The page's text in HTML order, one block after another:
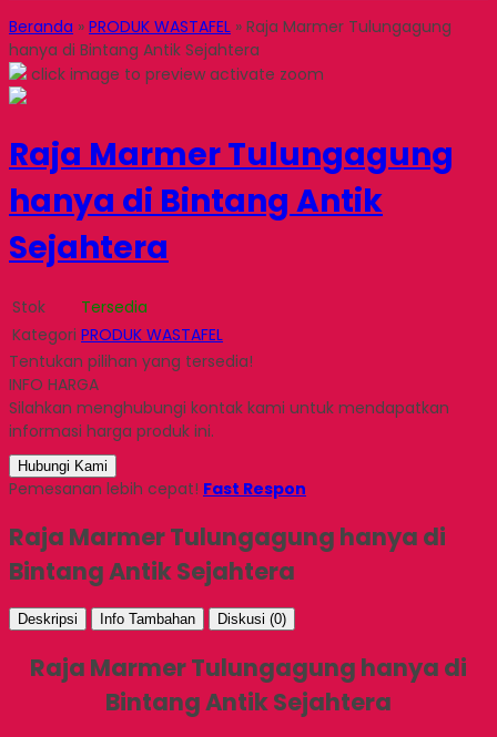
Beranda » PRODUK WASTAFEL » Raja Marmer Tulungagung
hanya di Bintang Antik Sejahtera
click image to preview activate zoom
Raja Marmer Tulungagung
hanya di Bintang Antik
Sejahtera
Stok
Tersedia
Kategori PRODUK WASTAFEL
Tentukan pilihan yang tersedia!
INFO HARGA
Silahkan menghubungi kontak kami untuk mendapatkan
informasi harga produk ini.
Hubungi Kami
Pemesanan lebih cepat! Fast Respon
Raja Marmer Tulungagung hanya di
Bintang Antik Sejahtera
Deskripsi Info Tambahan Diskusi (0)
Raja Marmer Tulungagung hanya di
Bintang Antik Sejahtera